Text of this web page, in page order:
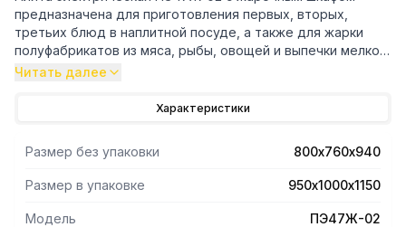
предназначена для приготовления первых, вторых,
третьих блюд в наплитной посуде, а также для жарки
полуфабрикатов из мяса, рыбы, овощей и выпечки мелко
штучных кулинарных изделий.
- мощность каждой конфорки 2,8 кВт;
- диапазон регулирования температуры жарочного шкафа
+20...+270 °С;
- аварийный терморегулятор от перегрева +324
Читать далее
Характеристики
Размер без упаковки 800х760х940
Размер в упаковке 950х1000х1150
Модель ПЭ47Ж-02